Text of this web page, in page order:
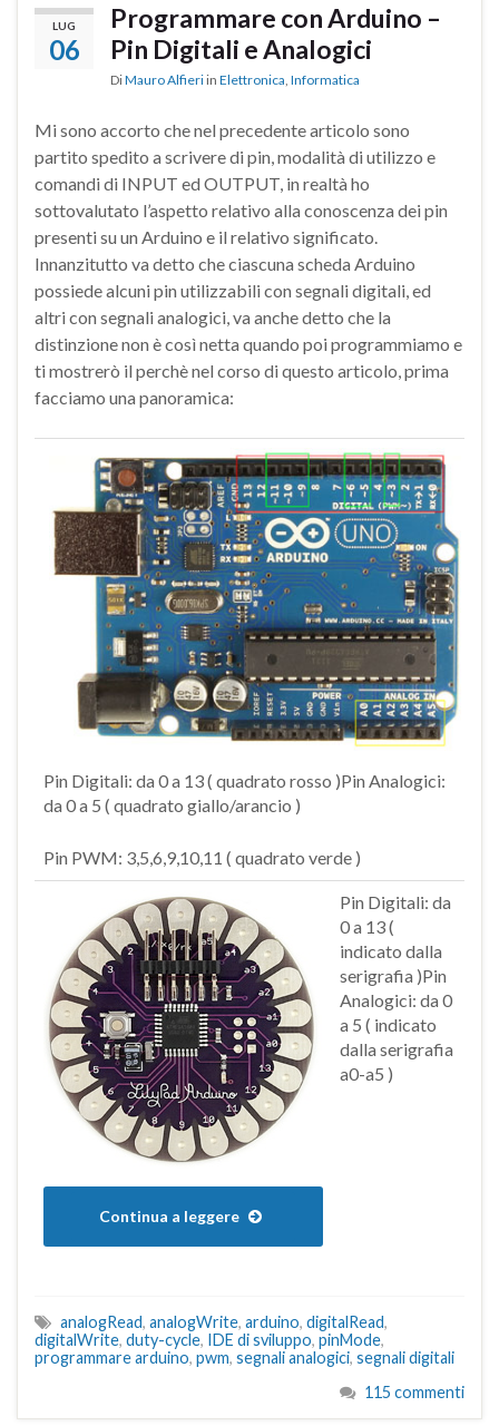
LUG
06
Programmare con Arduino –
Pin Digitali e Analogici
DiMauro Alfieri in Elettronica Informatica
Mi sono accorto che nel precedente articolo sono
partito spedito a scrivere di pin, modalità di utilizzo e
comandi di INPUT ed OUTPUT, in realtà ho
sottovalutato l’aspetto relativo alla conoscenza dei pin
presenti su un Arduino e il relativo significato.
Innanzitutto va detto che ciascuna scheda Arduino
possiede alcuni pin utilizzabili con segnali digitali, ed
altri con segnali analogici, va anche detto che la
distinzione non è così netta quando poi programmiamo e
ti mostrerò il perchè nel corso di questo articolo, prima
facciamo una panoramica:
Pin Digitali: da 0 a 13 ( quadrato rosso )Pin Analogici:
da 0 a 5 ( quadrato giallo/arancio )
Pin PWM: 3,5,6,9,10,11 ( quadrato verde )
Pin Digitali: da
0 a 13 (
indicato dalla
serigrafia )Pin
Analogici: da 0
a 5 ( indicato
dalla serigrafia
a0-a5 )
Continua a leggere
analogRead, analogWrite, arduino, digitalRead,
digitalWrite, duty-cycle, IDE di sviluppo, pinMode,
programmare arduino, pwm, segnali analogici, segnali digitali
115 commenti